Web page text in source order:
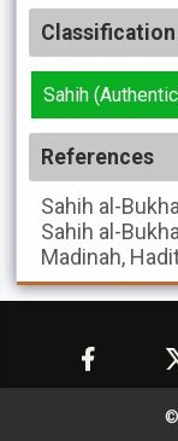
Classification
Sahih
References
Sahih al-
Sahih al-
Madinah,